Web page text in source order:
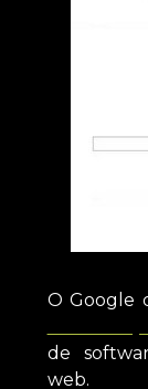
O Google
de
web.